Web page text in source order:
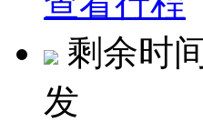
剩余时
发